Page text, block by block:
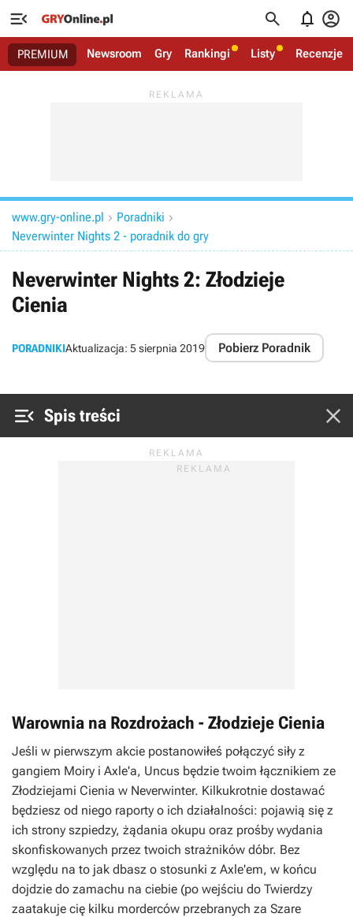
   
PREMIUM Newsroom Gry Rankingi Listy Recenzje
www.gry-online.pl  Poradniki 
Neverwinter Nights 2 - poradnik do gry
Neverwinter Nights 2: Złodzieje
Cienia
PORADNIKIAktualizacja: 5 sierpnia 2019 Pobierz Poradnik
 Spis treści 
Warownia na Rozdrożach - Złodzieje Cienia
Jeśli w pierwszym akcie postanowiłeś połączyć siły z
gangiem Moiry i Axle'a, Uncus będzie twoim łącznikiem ze
Złodziejami Cienia w Neverwinter. Kilkukrotnie dostawać
będziesz od niego raporty o ich działalności: pojawią się z
ich strony szpiedzy, żądania okupu oraz prośby wydania
skonfiskowanych przez twoich strażników dóbr. Bez
względu na to jak dbasz o stosunki z Axle'em, w końcu
dojdzie do zamachu na ciebie (po wejściu do Twierdzy
zaatakuje cię kilku morderców przebranych za Szare